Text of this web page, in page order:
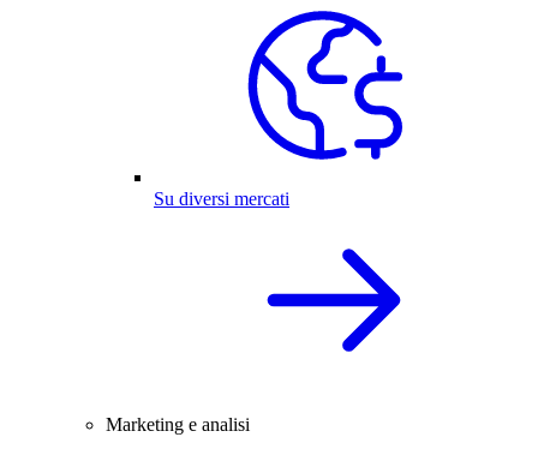
Su diversi mercati
Marketing e analisi